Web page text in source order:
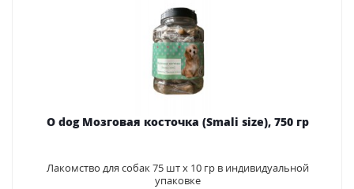
O dog Мозговая косточка (Smali size), 750 гр
Лакомство для собак 75 шт х 10 гр в индивидуальной
упаковке